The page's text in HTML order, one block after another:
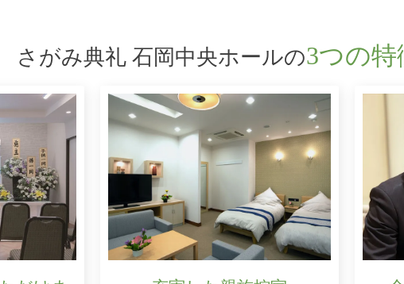
さがみ典礼 石岡中央ホールの3つの特